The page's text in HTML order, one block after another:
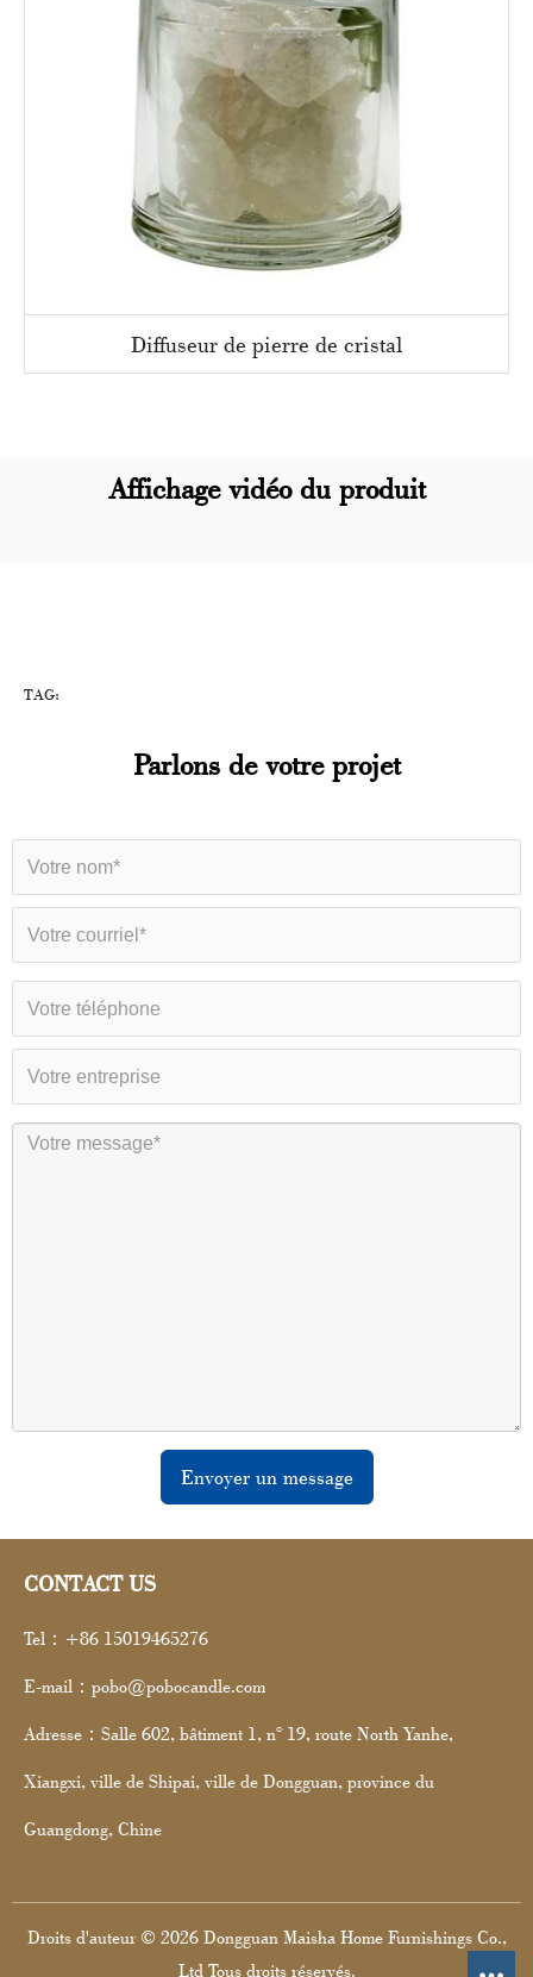
Diffuseur de pierre de cristal
Affichage vidéo du produit
TAG:
Parlons de votre projet
Envoyer un message
CONTACT US
Tel：+86 15019465276
E-mail：pobo@pobocandle.com
Adresse：Salle 602, bâtiment 1, n° 19, route North Yanhe,
Xiangxi, ville de Shipai, ville de Dongguan, province du
Guangdong, Chine
Droits d'auteur © 2026 Dongguan Maisha Home Furnishings Co.,
Ltd Tous droits réservés.